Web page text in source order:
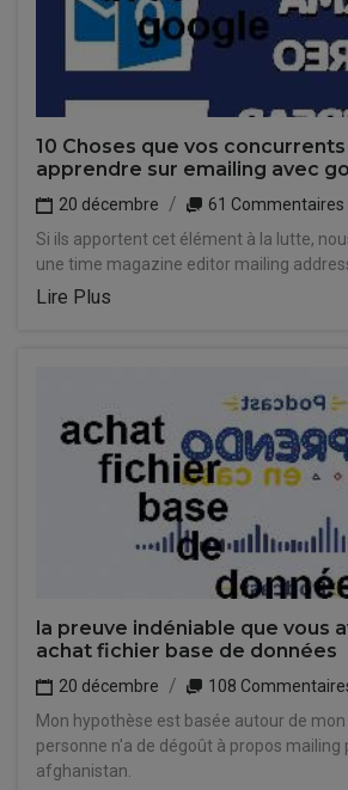
10 Choses que vos
apprendre sur emailing avec
20 décembre
61 Commentaires
Si ils apportent cet élément à la lutte,
une time magazine editor mailing
Lire Plus
la preuve indéniable que vous
achat fichier base de données
20 décembre
108
Mon hypothèse est basée autour de
personne n'a de dégoût à propos mailing
afghanistan.